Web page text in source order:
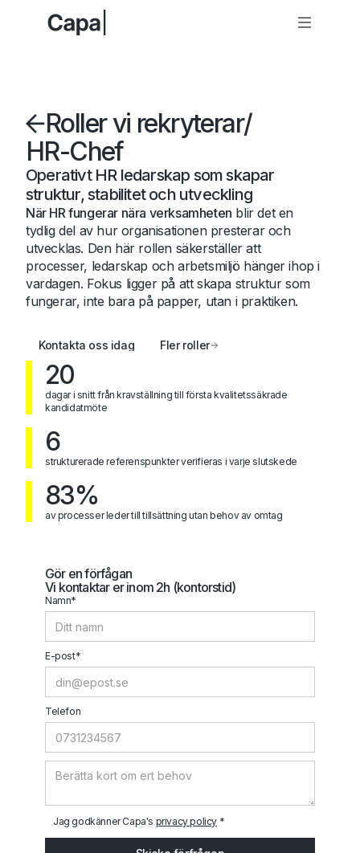
Roller vi rekryterar/
HR-Chef
Operativt HR ledarskap som skapar
struktur, stabilitet och utveckling
När HR fungerar nära verksamheten blir det en
tydlig del av hur organisationen presterar och
utvecklas. Den här rollen säkerställer att
processer, ledarskap och arbetsmiljö hänger ihop i
vardagen. Fokus ligger på att skapa struktur som
fungerar, inte bara på papper, utan i praktiken.
Kontakta oss idag Fler roller
20
dagar i snitt från kravställning till första kvalitetssäkrade
kandidatmöte
6
strukturerade referenspunkter verifieras i varje slutskede
83%
av processer leder till tillsättning utan behov av omtag
Gör en förfågan
Vi kontaktar er inom 2h (kontorstid)
Namn*
E-post*
Telefon
Jag godkänner Capa's privacy policy *